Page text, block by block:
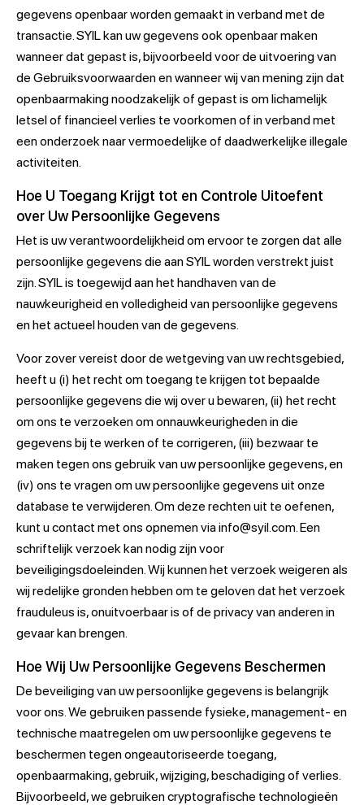
gegevens openbaar worden gemaakt in verband met de
transactie. SYIL kan uw gegevens ook openbaar maken
wanneer dat gepast is, bijvoorbeeld voor de uitvoering van
de Gebruiksvoorwaarden en wanneer wij van mening zijn dat
openbaarmaking noodzakelijk of gepast is om lichamelijk
letsel of financieel verlies te voorkomen of in verband met
een onderzoek naar vermoedelijke of daadwerkelijke illegale
activiteiten.
Hoe U Toegang Krijgt tot en Controle Uitoefent
over Uw Persoonlijke Gegevens
Het is uw verantwoordelijkheid om ervoor te zorgen dat alle
persoonlijke gegevens die aan SYIL worden verstrekt juist
zijn. SYIL is toegewijd aan het handhaven van de
nauwkeurigheid en volledigheid van persoonlijke gegevens
en het actueel houden van de gegevens.
Voor zover vereist door de wetgeving van uw rechtsgebied,
heeft u (i) het recht om toegang te krijgen tot bepaalde
persoonlijke gegevens die wij over u bewaren, (ii) het recht
om ons te verzoeken om onnauwkeurigheden in die
gegevens bij te werken of te corrigeren, (iii) bezwaar te
maken tegen ons gebruik van uw persoonlijke gegevens, en
(iv) ons te vragen om uw persoonlijke gegevens uit onze
database te verwijderen. Om deze rechten uit te oefenen,
kunt u contact met ons opnemen via info@syil.com. Een
schriftelijk verzoek kan nodig zijn voor
beveiligingsdoeleinden. Wij kunnen het verzoek weigeren als
wij redelijke gronden hebben om te geloven dat het verzoek
frauduleus is, onuitvoerbaar is of de privacy van anderen in
gevaar kan brengen.
Hoe Wij Uw Persoonlijke Gegevens Beschermen
De beveiliging van uw persoonlijke gegevens is belangrijk
voor ons. We gebruiken passende fysieke, management- en
technische maatregelen om uw persoonlijke gegevens te
beschermen tegen ongeautoriseerde toegang,
openbaarmaking, gebruik, wijziging, beschadiging of verlies.
Bijvoorbeeld, we gebruiken cryptografische technologieën